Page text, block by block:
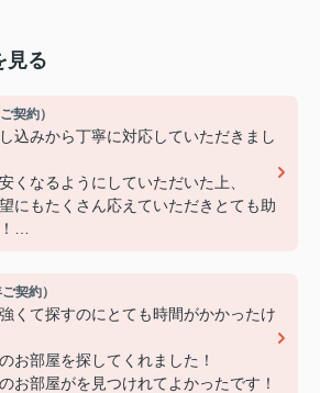
見る
契約）
込みから丁寧に対応していただきまし
くなるようにしていただいた上、
にもたくさん応えていただきとても助
契約）
くて探すのにとても時間がかかったけ
お部屋を探してくれました！
お部屋がを見つけれてよかったです！